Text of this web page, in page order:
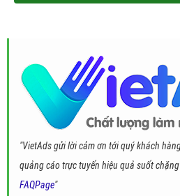
"VietAds gửi lời cảm ơn tới quý khách
quảng cáo trực tuyến hiệu quả suốt
FAQPage"